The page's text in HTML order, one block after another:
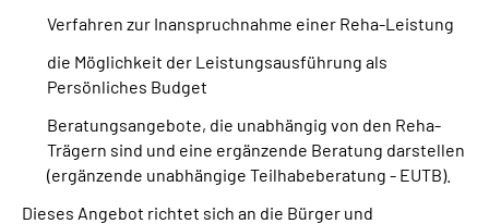
Mein Kundenportal
Verfahren zur Inanspruchnahme einer Reha-Leistung
die Möglichkeit der Leistungsausführung als
Persönliches Budget
Beratungsangebote, die unabhängig von den Reha-
Trägern sind und eine ergänzende Beratung darstellen
(ergänzende unabhängige Teilhabeberatung - EUTB).
Dieses Angebot richtet sich an die Bürger und